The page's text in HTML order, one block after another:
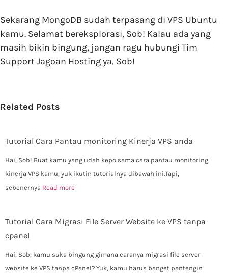
Sekarang MongoDB sudah terpasang di VPS Ubuntu
kamu. Selamat bereksplorasi, Sob! Kalau ada yang
masih bikin bingung, jangan ragu hubungi Tim
Support Jagoan Hosting ya, Sob!
Related Posts
Tutorial Cara Pantau monitoring Kinerja VPS anda
Hai, Sob! Buat kamu yang udah kepo sama cara pantau monitoring
kinerja VPS kamu, yuk ikutin tutorialnya dibawah ini.Tapi,
sebenernya Read more
Tutorial Cara Migrasi File Server Website ke VPS tanpa
cpanel
Hai, Sob, kamu suka bingung gimana caranya migrasi file server
website ke VPS tanpa cPanel? Yuk, kamu harus banget pantengin